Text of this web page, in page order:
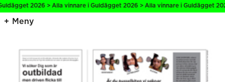
2026 > Alla vinnare i Guldägget 2026 > Alla vinnare i Guldägget
Meny